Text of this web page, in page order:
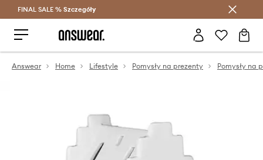
Oszczędzaj z Answear Club >
FINAL SALE % Szczegóły
Answear Home Lifestyle Pomysły na prezenty Pomysły na